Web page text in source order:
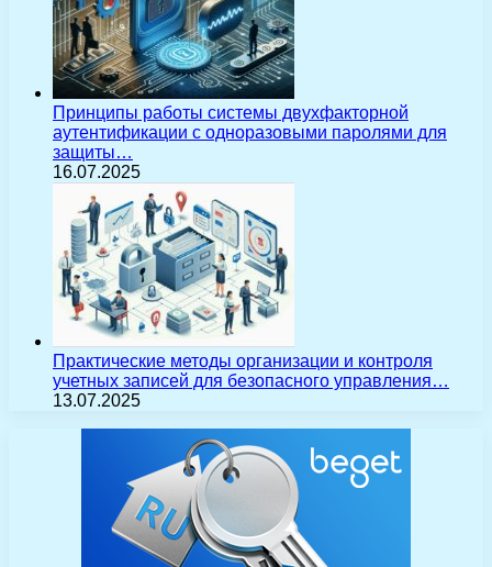
Принципы работы системы двухфакторной
аутентификации с одноразовыми паролями для
защиты…
16.07.2025
Практические методы организации и контроля
учетных записей для безопасного управления…
13.07.2025